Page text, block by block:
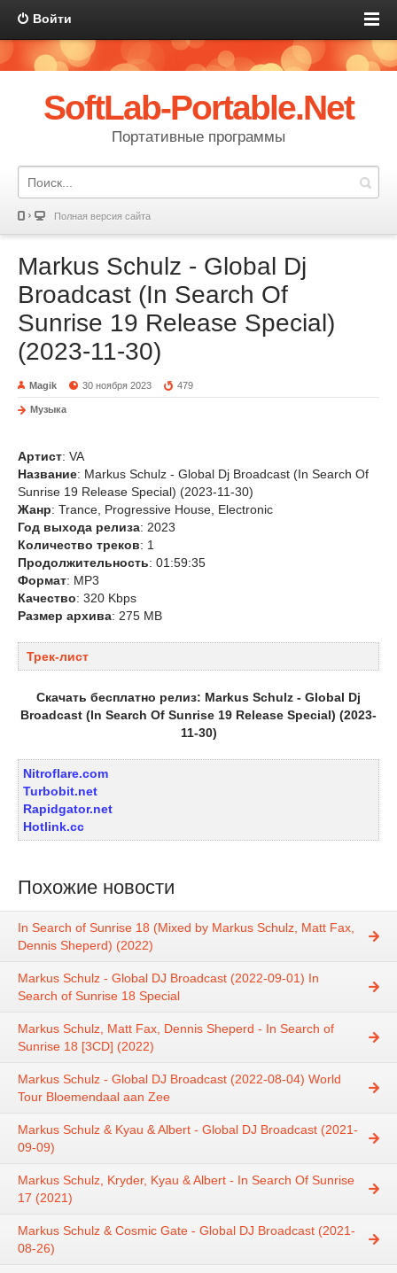
Войти
SoftLab-Portable.Net
Портативные программы
Полная версия сайта
Markus Schulz - Global Dj
Broadcast (In Search Of
Sunrise 19 Release Special)
(2023-11-30)
Magik 30 ноября 2023 479
Музыка
Артист: VA
Название: Markus Schulz - Global Dj Broadcast (In Search Of
Sunrise 19 Release Special) (2023-11-30)
Жанр: Trance, Progressive House, Electronic
Год выхода релиза: 2023
Количество треков: 1
Продолжительность: 01:59:35
Формат: MP3
Качество: 320 Kbps
Размер архива: 275 MB
Трек-лист
Cкачать бесплатно релиз: Markus Schulz - Global Dj
Broadcast (In Search Of Sunrise 19 Release Special) (2023-
11-30)
Nitroflare.com
Turbobit.net
Rapidgator.net
Hotlink.cc
Похожие новости
In Search of Sunrise 18 (Mixed by Markus Schulz, Matt Fax,
Dennis Sheperd) (2022)
Markus Schulz - Global DJ Broadcast (2022-09-01) In
Search of Sunrise 18 Special
Markus Schulz, Matt Fax, Dennis Sheperd - In Search of
Sunrise 18 [3CD] (2022)
Markus Schulz - Global DJ Broadcast (2022-08-04) World
Tour Bloemendaal aan Zee
Markus Schulz & Kyau & Albert - Global DJ Broadcast (2021-
09-09)
Markus Schulz, Kryder, Kyau & Albert - In Search Of Sunrise
17 (2021)
Markus Schulz & Cosmic Gate - Global DJ Broadcast (2021-
08-26)